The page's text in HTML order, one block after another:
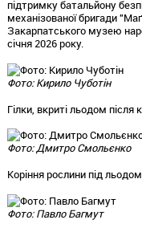
підтримку батальйону
механізованої бригади
Закарпатського музею
січня 2026 року.
Фото: Кирило Чуботін
Гілки, вкриті льодом після
Фото: Дмитро Смольєнко
Коріння рослини під
Фото: Павло Багмут